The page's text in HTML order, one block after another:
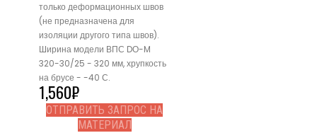
только деформационных швов
(не предназначена для
изоляции другого типа швов).
Ширина модели ВПС DО-M
320-30/25 - 320 мм, хрупкость
на брусе - -40 С.
1,560₽
ОТПРАВИТЬ ЗАПРОС НА
МАТЕРИАЛ